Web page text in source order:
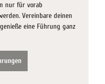
nur für vorab
Vereinbare deinen
eine Führung ganz